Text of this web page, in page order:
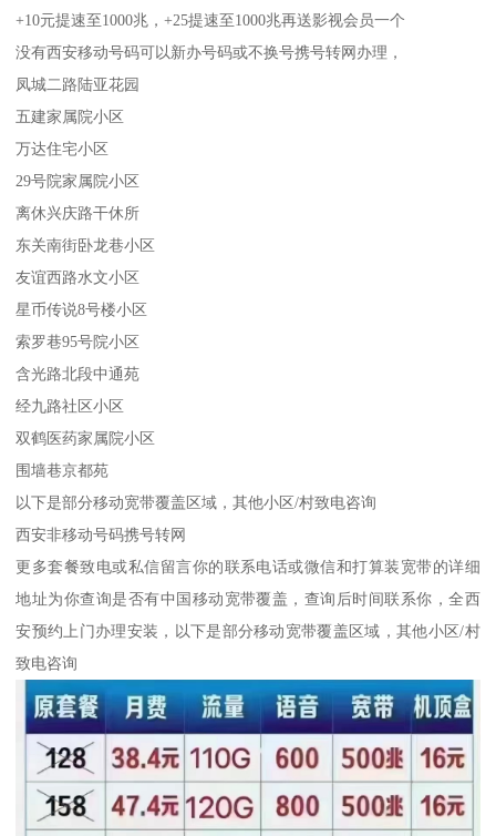
+10元提速至1000兆，+25提速至1000兆再送影视会员一个
没有西安移动号码可以新办号码或不换号携号转网办理，
凤城二路陆亚花园
五建家属院小区
万达住宅小区
29号院家属院小区
离休兴庆路干休所
东关南街卧龙巷小区
友谊西路水文小区
星币传说8号楼小区
索罗巷95号院小区
含光路北段中通苑
经九路社区小区
双鹤医药家属院小区
围墙巷京都苑
以下是部分移动宽带覆盖区域，其他小区/村致电咨询
西安非移动号码携号转网
更多套餐致电或私信留言你的联系电话或微信和打算装宽带的详细
地址为你查询是否有中国移动宽带覆盖，查询后时间联系你，全西
安预约上门办理安装，以下是部分移动宽带覆盖区域，其他小区/村
致电咨询